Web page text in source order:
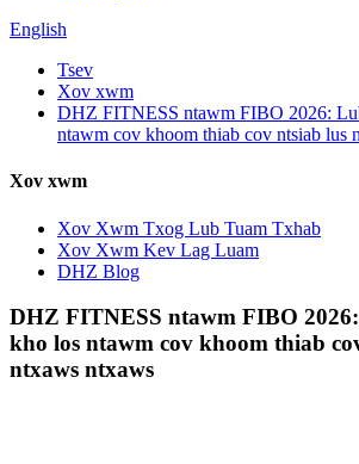
English
Tsev
Xov xwm
DHZ FITNESS ntawm FIBO 2026:
ntawm cov khoom thiab cov ntsiab lus
Xov xwm
Xov Xwm Txog Lub Tuam Txhab
Xov Xwm Kev Lag Luam
DHZ Blog
DHZ FITNESS ntawm FIBO
kho los ntawm cov khoom thiab
ntxaws ntxaws